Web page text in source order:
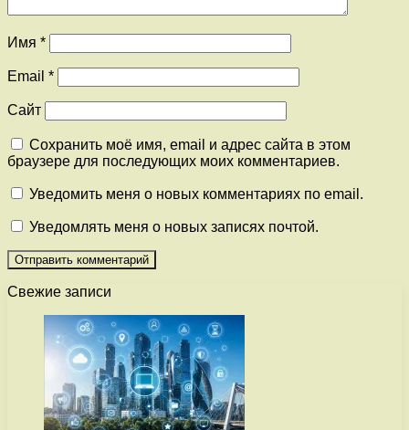
Имя *
Email *
Сайт
Сохранить моё имя, email и адрес сайта в этом
браузере для последующих моих комментариев.
Уведомить меня о новых комментариях по email.
Уведомлять меня о новых записях почтой.
Свежие записи